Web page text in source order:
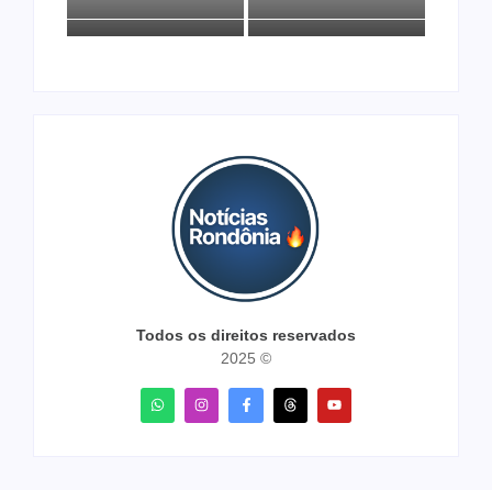
Todos os direitos reservados
2025 ©